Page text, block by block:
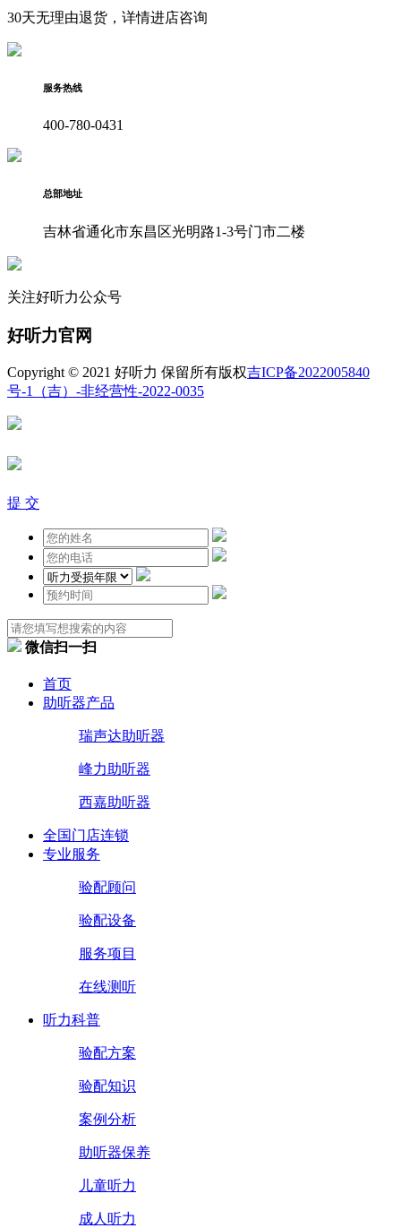
30天无理由退货，详情进店咨询
服务热线
400-780-0431
总部地址
吉林省通化市东昌区光明路1-3号门市二楼
关注好听力公众号
好听力官网
Copyright © 2021 好听力 保留所有版权吉ICP备2022005840
号-1
（吉）-非经营性-2022-0035
提 交
微信扫一扫
首页
助听器产品
瑞声达助听器
峰力助听器
西嘉助听器
全国门店连锁
专业服务
验配顾问
验配设备
服务项目
在线测听
听力科普
验配方案
验配知识
案例分析
助听器保养
儿童听力
成人听力